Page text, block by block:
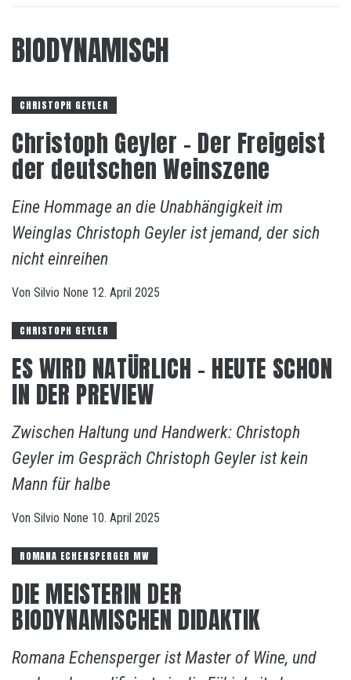
BIODYNAMISCH
CHRISTOPH GEYLER
Christoph Geyler – Der Freigeist
der deutschen Weinszene
Eine Hommage an die Unabhängigkeit im
Weinglas Christoph Geyler ist jemand, der sich
nicht einreihen
Von Silvio None 12. April 2025
CHRISTOPH GEYLER
ES WIRD NATÜRLICH – HEUTE SCHON
IN DER PREVIEW
Zwischen Haltung und Handwerk: Christoph
Geyler im Gespräch Christoph Geyler ist kein
Mann für halbe
Von Silvio None 10. April 2025
ROMANA ECHENSPERGER MW
DIE MEISTERIN DER
BIODYNAMISCHEN DIDAKTIK
Romana Echensperger ist Master of Wine, und